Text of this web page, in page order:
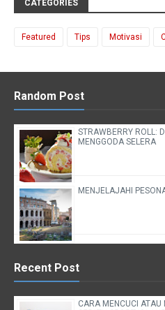
CATEGORIES
Featured Tips Motivasi
Random Post
STRAWBERRY ROLL:
MENGGODA SELERA
MENJELAJAHI
Recent Post
CARA MENCUCI ATAU